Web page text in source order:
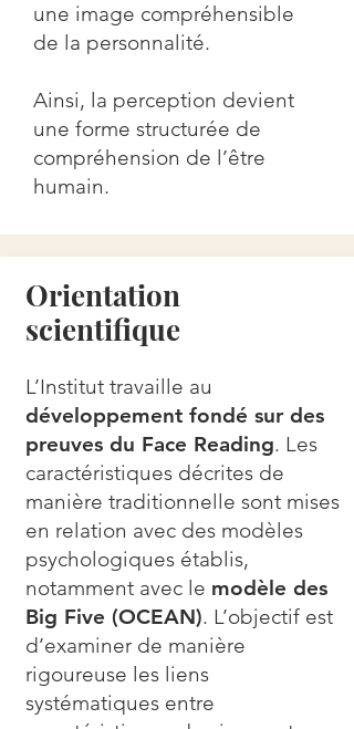
une image compréhensible
de la personnalité.
Ainsi, la perception devient
une forme structurée de
compréhension de l’être
humain.
Orientation
scientifique
L’Institut travaille au
développement fondé sur des
preuves du Face Reading. Les
caractéristiques décrites de
manière traditionnelle sont mises
en relation avec des modèles
psychologiques établis,
notamment avec le modèle des
Big Five (OCEAN). L’objectif est
d’examiner de manière
rigoureuse les liens
systématiques entre